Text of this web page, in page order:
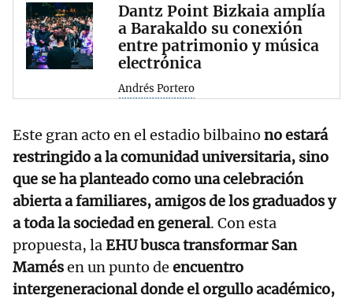
Dantz Point Bizkaia amplía
a Barakaldo su conexión
entre patrimonio y música
electrónica
Andrés Portero
Este gran acto en el estadio bilbaino no estará
restringido a la comunidad universitaria, sino
que se ha planteado como una celebración
abierta a familiares, amigos de los graduados y
a toda la sociedad en general. Con esta
propuesta, laEHU busca transformar San
Mamésen un punto de encuentro
intergeneracional donde el orgullo académico,